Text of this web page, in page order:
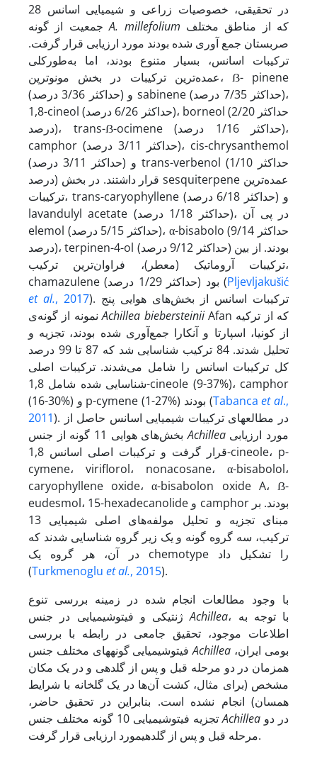
در تحقیقی، خصوصیات زراعی و شیمیایی اسانس 28
جمعیت از گونهA. millefolium
صربستان جمع آوری شده بودند مورد ارزیابی قرار گرفت.
ترکیبات اسانس، بسیار متنوع بودند، اما به‌طورکلی
عمده‌ترین ترکیبات در بخش مونوترپن، ẞ- pinene
(حداکثر 3/36 درصد) و sabinene (حداکثر 7/35 درصد)،
1,8-cineol (حداکثر 6/26 درصد)، borneol (حداکثر 2/20
درصد)، trans-ẞ-ocimene (حداکثر 1/16 درصد)،
camphor (حداکثر 3/11 درصد)، cis-chrysanthemol
(حداکثر 3/11 درصد) و trans-verbenol (حداکثر 1/10
درصد) قرار داشتند. در بخش sesquiterpene عمده‌ترین
ترکیبات، trans-caryophyllene (حداکثر 6/18 درصد) و
lavandulyl acetate (حداکثر 1/18 درصد)، در پی آن
elemol (حداکثر 5/15 درصد)، α-bisabolo (حداکثر 9/14
درصد)، terpinen-4-ol (حداکثر 9/12 درصد) بودند. از بین
ترکیبات آروماتیک (معطر)، فراوان‌ترین ترکیب،
chamazulene (حداکثر 1/29 درصد) بود (Pljevljakušić
et al., 2017). ترکیبات اسانس از بخش‌های هوایی پنج
نمونه از گونه‌یAchillea biebersteiniiAfan که از ترکیه
از کونیا، اسپارتا و آنکارا جمع‌آوری شده‌ بودند، تجزیه و
تحلیل شدند. 84 ترکیب شناسایی شد که 87 تا 99 درصد
کل ترکیبات اسانس را شامل می‌شدند. ترکیبات اصلی
شناسایی شده شامل 1,8-cineole (9-37%)، camphor
(16-30%) و p-cymene (1-27%) بودند (Tabancaet al.,
2011). در مطالعه­ای ترکیبات شیمیایی اسانس حاصل از
بخش‌های هوایی 11 گونه از جنسAchilleaمورد ارزیابی
قرار گرفت و ترکیبات اصلی اسانس 1,8-cineole، p-
cymene، viriflorol، nonacosane، α-bisabolol،
caryophyllene oxide، α-bisabolon oxide A، ẞ-
eudesmol، 15-hexadecanolide و camphor بودند. بر
مبنای تجزیه و تحلیل مولفه‌های اصلی شیمیایی 13
ترکیب، سه گروه گونه و یک زیر گروه شناسایی شدند که
در آن، هر گروه یک chemotype را تشکیل داد
(Turkmenoglu et al., 2015).
با وجود مطالعات انجام شده در زمینه بررسی تنوع
ژنتیکی و فیتوشیمیایی در جنسAchillea، با توجه به
اطلاعات موجود، تحقیق جامعی در رابطه با بررسی
فیتوشیمیایی گونه­های مختلف جنسAchillea
همزمان در دو مرحله قبل و پس از گلدهی و در یک مکان
مشخص (برای مثال، کشت آن‌ها در یک گلخانه با شرایط
همسان) انجام نشده است. بنابراین در تحقیق حاضر،
تجزیه فیتوشیمیایی 10 گونه مختلف جنسAchillea در دو
مرحله قبل و پس از گلدهیمورد ارزیابی قرار گرفت.